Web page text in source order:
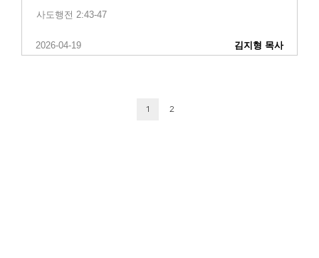
사도행전 2:43-47
2026-04-19 김지형 목사
1 2